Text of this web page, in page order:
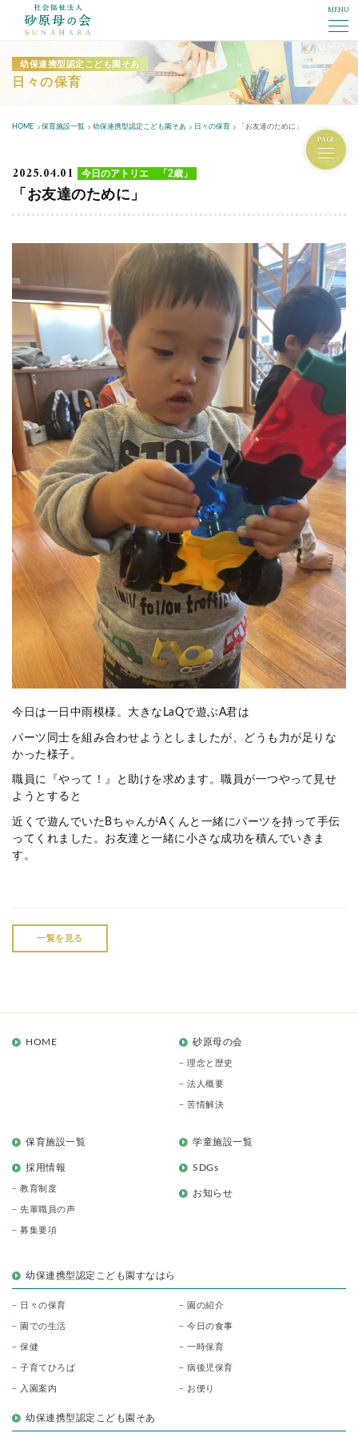
MENU
幼保連携型認定こども園そあ
日々の保育
HOME 保育施設一覧 幼保連携型認定こども園そあ 日々の保育 「お友達のために」
PAGE
2025.04.01 今日のアトリエ 「2歳」
「お友達のために」
今日は一日中雨模様。大きなLaQで遊ぶA君は
パーツ同士を組み合わせようとしましたが、どうも力が足りな
かった様子。
職員に『やって！』と助けを求めます。職員が一つやって見せ
ようとすると
近くで遊んでいたBちゃんがAくんと一緒にパーツを持って手伝
ってくれました。お友達と一緒に小さな成功を積んでいきま
す。
一覧を見る
HOME 砂原母の会
理念と歴史
法人概要
苦情解決
保育施設一覧 学童施設一覧
採用情報
教育制度
先輩職員の声
募集要項
SDGs
お知らせ
幼保連携型認定こども園すなはら
日々の保育 園の紹介
園での生活 今日の食事
保健 一時保育
子育てひろば 病後児保育
入園案内 お便り
幼保連携型認定こども園そあ